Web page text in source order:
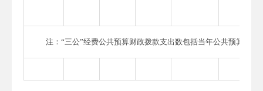
注：“三公”经费公共预算财政拨款支出数包括当年公共预算财